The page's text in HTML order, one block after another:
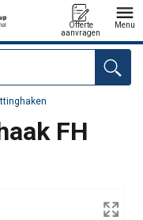
Offerte
aanvragen
Menu
FH